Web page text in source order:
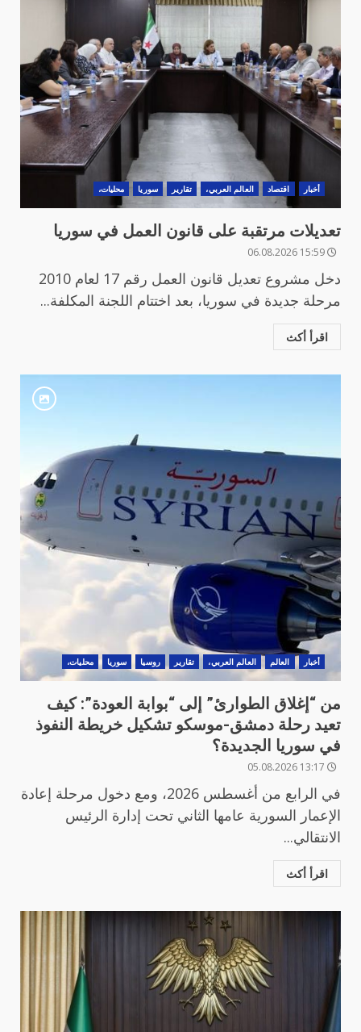
أخبار اقتصاد العالم العربي، تقارير سوريا محليات،
تعديلات مرتقبة على قانون العمل في سوريا
دخل مشروع تعديل قانون العمل رقم 17 لعام 2010
مرحلة جديدة في سوريا، بعد اختتام اللجنة المكلفة...
اقرأ أكث
أخبار العالم العالم العربي، تقارير روسيا سوريا محليات،
من “إغلاق الطوارئ” إلى “بوابة العودة”: كيف
تعيد رحلة دمشق-موسكو تشكيل خريطة النفوذ
في سوريا الجديدة؟
في الرابع من أغسطس 2026، ومع دخول مرحلة إعادة
الإعمار السورية عامها الثاني تحت إدارة الرئيس
الانتقالي...
اقرأ أكث